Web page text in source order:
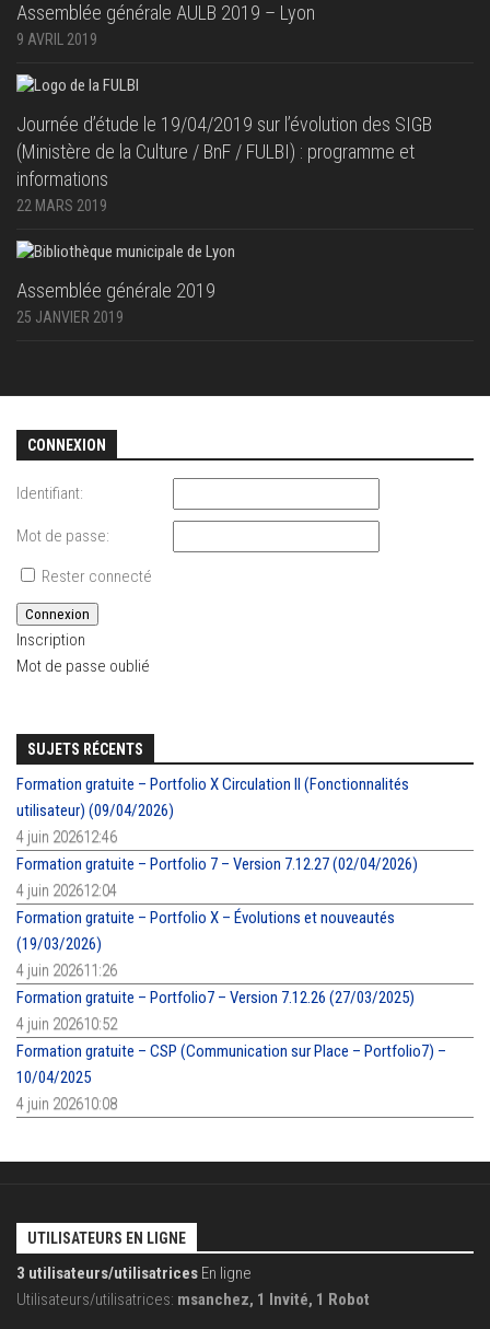
Assemblée générale AULB 2019 – Lyon
9 AVRIL 2019
Journée d’étude le 19/04/2019 sur l’évolution des SIGB
(Ministère de la Culture / BnF / FULBI) : programme et
informations
22 MARS 2019
Assemblée générale 2019
25 JANVIER 2019
CONNEXION
Identifiant:
Mot de passe:
Rester connecté
Connexion
Inscription
Mot de passe oublié
SUJETS RÉCENTS
Formation gratuite – Portfolio X Circulation II (Fonctionnalités
utilisateur) (09/04/2026)
4 juin 202612:46
Formation gratuite – Portfolio 7 – Version 7.12.27 (02/04/2026)
4 juin 202612:04
Formation gratuite – Portfolio X – Évolutions et nouveautés
(19/03/2026)
4 juin 202611:26
Formation gratuite – Portfolio7 – Version 7.12.26 (27/03/2025)
4 juin 202610:52
Formation gratuite – CSP (Communication sur Place – Portfolio7) –
10/04/2025
4 juin 202610:08
UTILISATEURS EN LIGNE
3 utilisateurs/utilisatrices En ligne
Utilisateurs/utilisatrices: msanchez, 1 Invité, 1 Robot